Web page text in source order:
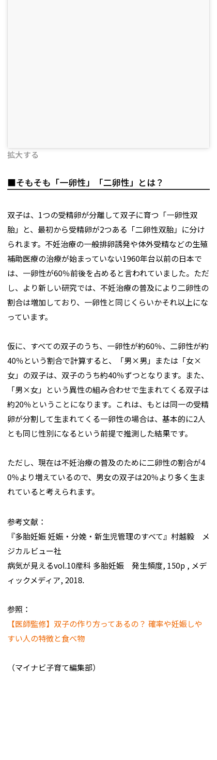
拡大する
■そもそも「一卵性」「二卵性」とは？
双子は、1つの受精卵が分離して双子に育つ「一卵性双
胎」と、最初から受精卵が2つある「二卵性双胎」に分け
られます。不妊治療の一般排卵誘発や体外受精などの生殖
補助医療の治療が始まっていない1960年台以前の日本で
は、一卵性が60％前後を占めると言われていました。ただ
し、より新しい研究では、不妊治療の普及により二卵性の
割合は増加しており、一卵性と同じくらいかそれ以上にな
っています。
仮に、すべての双子のうち、一卵性が約60％、二卵性が約
40％という割合で計算すると、「男×男」または「女×
女」の双子は、双子のうち約40％ずつとなります。また、
「男×女」という異性の組み合わせで生まれてくる双子は
約20％ということになります。これは、もとは同一の受精
卵が分割して生まれてくる一卵性の場合は、基本的に2人
とも同じ性別になるという前提で推測した結果です。
ただし、現在は不妊治療の普及のために二卵性の割合が4
0％より増えているので、男女の双子は20％より多く生ま
れていると考えられます。
参考文献：
『多胎妊娠 妊娠・分娩・新生児管理のすべて』村越毅 メ
ジカルビュー社
病気が見えるvol.10産科 多胎妊娠 発生頻度, 150p , メデ
ィックメディア, 2018.
参照：
【医師監修】双子の作り方ってあるの？ 確率や妊娠しや
すい人の特徴と食べ物
（マイナビ子育て編集部）